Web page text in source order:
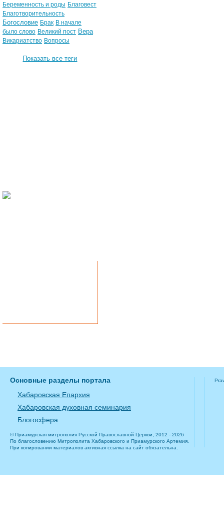
Беременность и роды Благовест
Благотворительность
Богословие Брак В начале
было слово Великий пост Вера
Викариатство Вопросы
Показать все теги
Основные разделы портала
Хабаровская Епархия
Хабаровская духовная семинария
Блогосфера
© Приамурская митрополия Русской Православной Церкви, 2012 - 2026
По благословению Митрополита Хабаровского и Приамурского Артемия.
При копировании материалов активная ссылка на сайт обязательна.